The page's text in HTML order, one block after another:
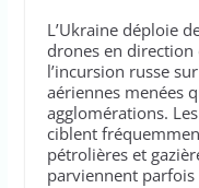
L’Ukraine déploie
drones en direction
l’incursion russe
aériennes menées
agglomérations.
ciblent
pétrolières et
parviennent